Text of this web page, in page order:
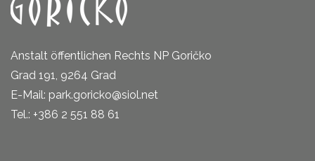
Anstalt öffentlichen Rechts NP Goričko
Grad 191, 9264 Grad
E-Mail: park.goricko@siol.net
Tel.: +386 2 551 88 61